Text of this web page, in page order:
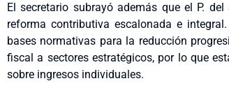
El secretario subrayó además que el P.
reforma contributiva escalonada e
bases normativas para la reducción
fiscal a sectores estratégicos, por lo que
sobre ingresos individuales.